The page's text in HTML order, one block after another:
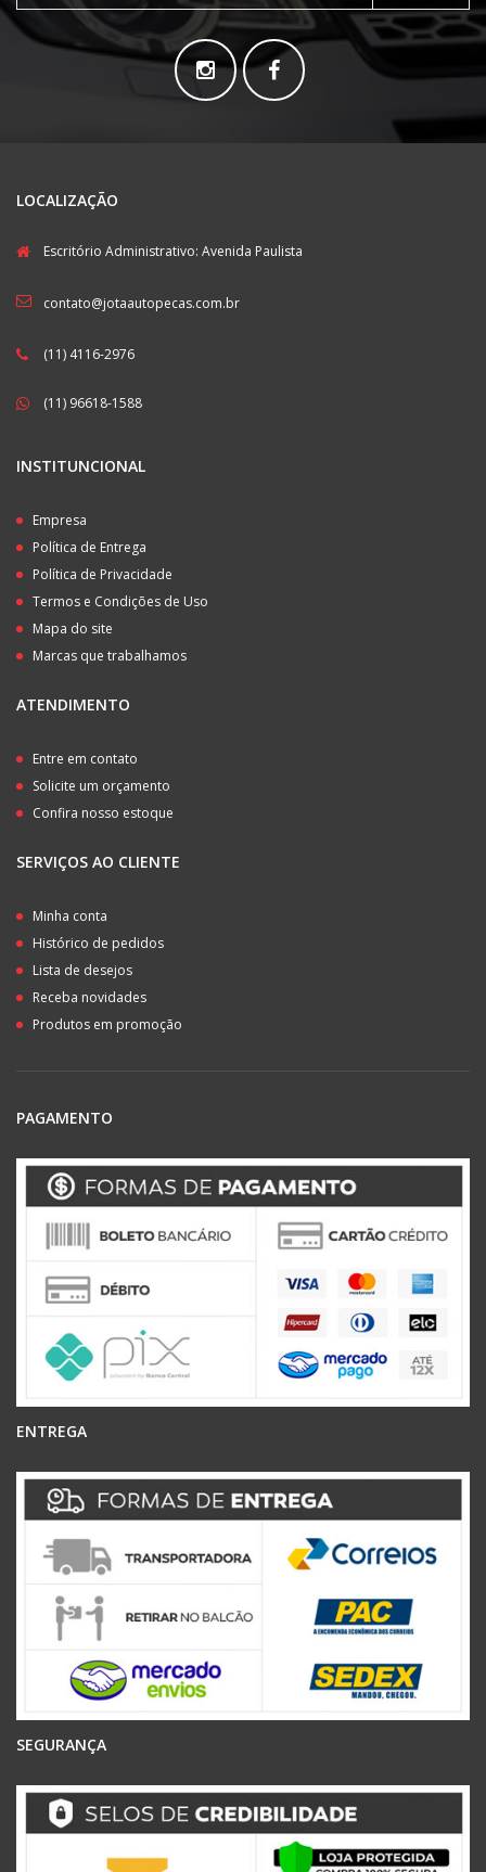
LOCALIZAÇÃO
Escritório Administrativo: Avenida Paulista
contato@jotaautopecas.com.br
(11) 4116-2976
(11) 96618-1588
INSTITUNCIONAL
Empresa
Política de Entrega
Política de Privacidade
Termos e Condições de Uso
Mapa do site
Marcas que trabalhamos
ATENDIMENTO
Entre em contato
Solicite um orçamento
Confira nosso estoque
SERVIÇOS AO CLIENTE
Minha conta
Histórico de pedidos
Lista de desejos
Receba novidades
Produtos em promoção
PAGAMENTO
ENTREGA
SEGURANÇA